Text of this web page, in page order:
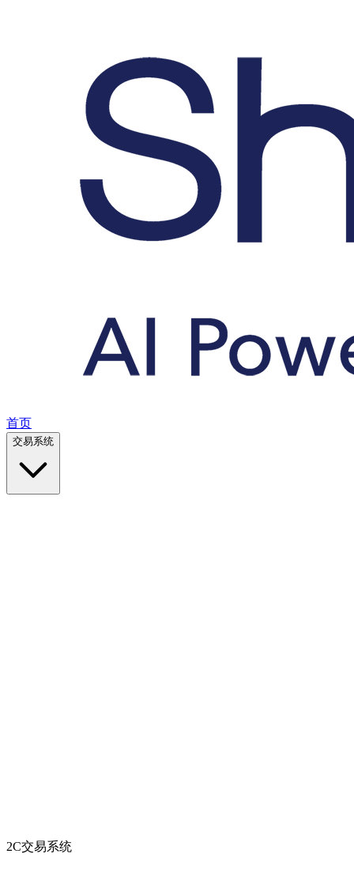
首页
交易系统
2C交易系统